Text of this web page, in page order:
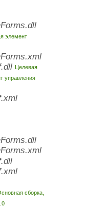
элемент
Целевая
управления
сборка,